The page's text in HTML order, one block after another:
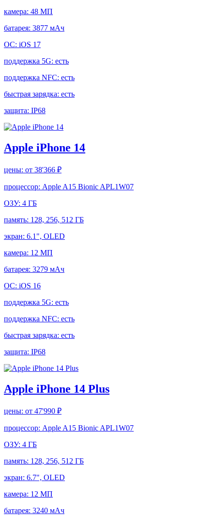
камера: 48 МП
батарея: 3877 мАч
ОС: iOS 17
поддержка 5G: есть
поддержка NFC: есть
быстрая зарядка: есть
защита: IP68
Apple iPhone 14
цены: от 38'366 ₽
процессор: Apple A15 Bionic APL1W07
ОЗУ: 4 ГБ
память: 128, 256, 512 ГБ
экран: 6.1", OLED
камера: 12 МП
батарея: 3279 мАч
ОС: iOS 16
поддержка 5G: есть
поддержка NFC: есть
быстрая зарядка: есть
защита: IP68
Apple iPhone 14 Plus
цены: от 47'990 ₽
процессор: Apple A15 Bionic APL1W07
ОЗУ: 4 ГБ
память: 128, 256, 512 ГБ
экран: 6.7", OLED
камера: 12 МП
батарея: 3240 мАч